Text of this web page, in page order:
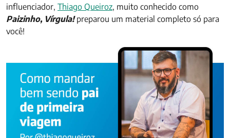
influenciador, Thiago Queiroz, muito conhecido como
Paizinho, Vírgula!preparou um material completo só para
você!